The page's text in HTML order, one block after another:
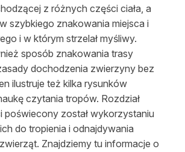
z różnych części ciała, a
szybkiego znakowania miejsca i
i w którym strzelał myśliwy.
sposób znakowania trasy
dochodzenia zwierzyny bez
ilustruje też kilka rysunków
czytania tropów. Rozdział
poświecony został wykorzystaniu
do tropienia i odnajdywania
Znajdziemy tu informacje o